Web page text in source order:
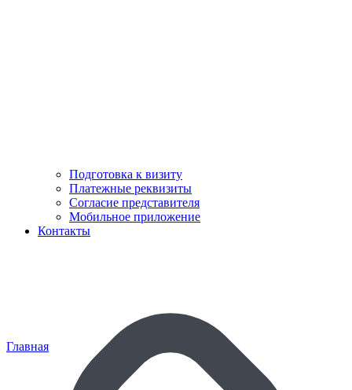
Подготовка к визиту
Платежные реквизиты
Согласие представителя
Мобильное приложение
Контакты
Главная